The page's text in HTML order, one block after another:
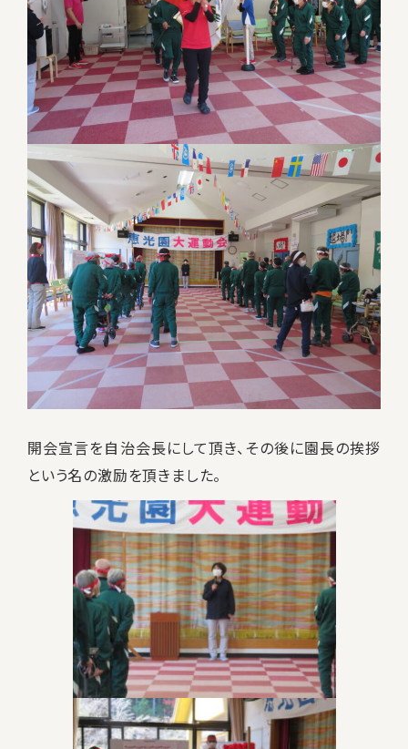
開会宣言を自治会長にして頂き、その後に園長の挨拶
という名の激励を頂きました。